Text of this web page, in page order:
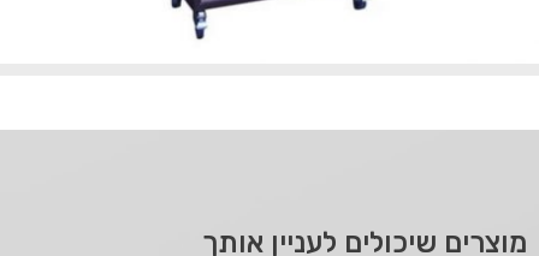
מוצרים שיכולים לעניין אותך